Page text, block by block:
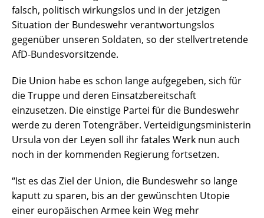
falsch, politisch wirkungslos und in der jetzigen
Situation der Bundeswehr verantwortungslos
gegenüber unseren Soldaten, so der stellvertretende
AfD-Bundesvorsitzende.
Die Union habe es schon lange aufgegeben, sich für
die Truppe und deren Einsatzbereitschaft
einzusetzen. Die einstige Partei für die Bundeswehr
werde zu deren Totengräber. Verteidigungsministerin
Ursula von der Leyen soll ihr fatales Werk nun auch
noch in der kommenden Regierung fortsetzen.
“Ist es das Ziel der Union, die Bundeswehr so lange
kaputt zu sparen, bis an der gewünschten Utopie
einer europäischen Armee kein Weg mehr